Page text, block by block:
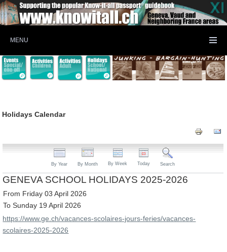
MENU
Holidays Calendar
By Year By Month By Week Today Search
GENEVA SCHOOL HOLIDAYS 2025-2026
From Friday 03 April 2026
To Sunday 19 April 2026
https://www.ge.ch/vacances-scolaires-jours-feries/vacances-
scolaires-2025-2026